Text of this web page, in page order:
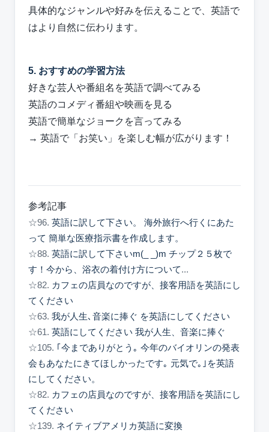
具体的なジャンルや好みを伝えることで、英語で
はより自然に伝わります。
5. おすすめの学習方法
好きな芸人や番組名を英語で調べてみる
英語のコメディ番組や映画を見る
英語で簡単なジョークを言ってみる
→ 英語で「お笑い」を楽しむ幅が広がります！
参考記事
☆96. 英語に訳して下さい。 海外旅行へ行くにあた
って 簡単な医療指示書を作成します。
☆88. 英語に訳して下さいm(_ _)m チップ２５枚で
す！今から、浴衣の着付け方について...
☆82. カフェの店員なのですが、接客用語を英語にし
てください
☆63. 我が人生､音楽に捧ぐ を英語にしてください
☆61. 英語にしてください 我が人生、音楽に捧ぐ
☆105. ｢今までありがとう｡ 今年のバイオリンの発表
会もあなたにきてほしかったです｡ 元気で｡｣を英語
にしてください。
☆82. カフェの店員なのですが、接客用語を英語にし
てください
☆139. ネイティブアメリカ英語に変換